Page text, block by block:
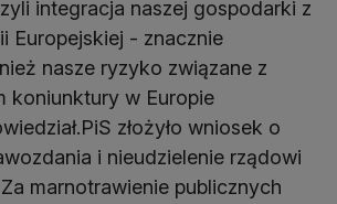
integracja naszej gospodarki z
Europejskiej - znacznie
nasze ryzyko związane z
koniunktury w Europie
złożyło wniosek o
i nieudzielenie rządowi
marnotrawienie publicznych